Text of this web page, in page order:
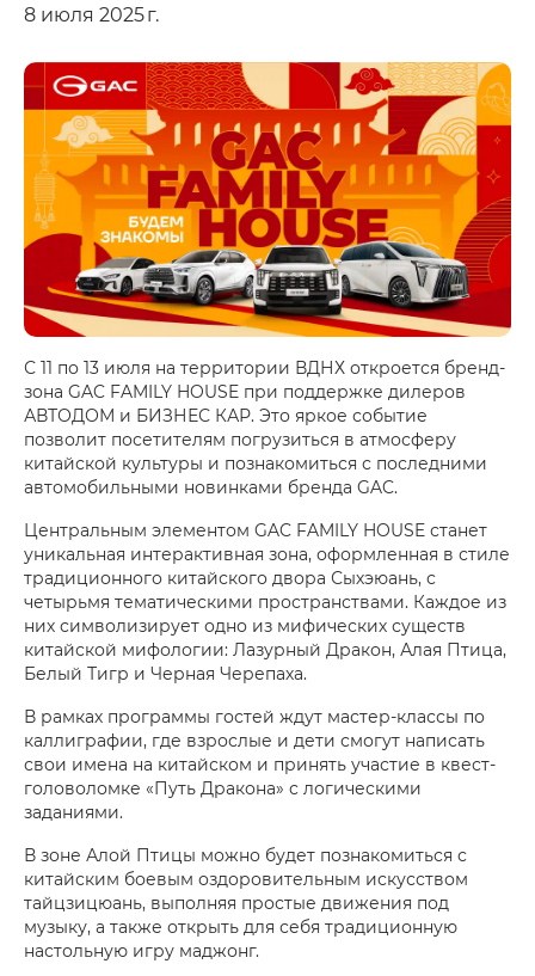
8 июля 2025 г.
С 11 по 13 июля на территории ВДНХ откроется бренд-
зона GAC FAMILY HOUSE при поддержке дилеров
АВТОДОМ и БИЗНЕС КАР. Это яркое событие
позволит посетителям погрузиться в атмосферу
китайской культуры и познакомиться с последними
автомобильными новинками бренда GAC.
Центральным элементом GAC FAMILY HOUSE станет
уникальная интерактивная зона, оформленная в стиле
традиционного китайского двора Сыхэюань, с
четырьмя тематическими пространствами. Каждое из
них символизирует одно из мифических существ
китайской мифологии: Лазурный Дракон, Алая Птица,
Белый Тигр и Черная Черепаха.
В рамках программы гостей ждут мастер-классы по
каллиграфии, где взрослые и дети смогут написать
свои имена на китайском и принять участие в квест-
головоломке «Путь Дракона» с логическими
заданиями.
В зоне Алой Птицы можно будет познакомиться с
китайским боевым оздоровительным искусством
тайцзицюань, выполняя простые движения под
музыку, а также открыть для себя традиционную
настольную игру маджонг.